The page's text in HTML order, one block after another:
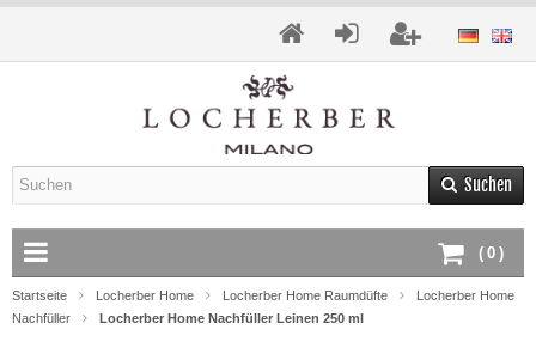
Suchen
( 0 )
Startseite Locherber Home Locherber Home Raumdüfte
Locherber Home
Nachfüller
Locherber Home Nachfüller Leinen 250 ml